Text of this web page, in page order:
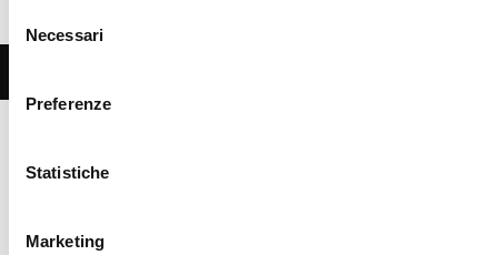
delNecessari
Preferenze
Statistiche
Marketing
VISITE BREVI
Sant’Elena
nostra docente di Storia dell'arte Silvia Ledda,...